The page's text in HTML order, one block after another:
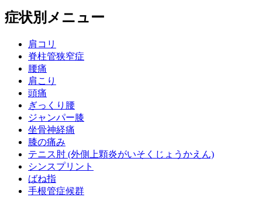
症状別メニュー
肩コリ
脊柱管狭窄症
腰痛
肩こり
頭痛
ぎっくり腰
ジャンパー膝
坐骨神経痛
膝の痛み
テニス肘 (外側上顆炎がいそくじょうかえん)
シンスプリント
ばね指
手根管症候群